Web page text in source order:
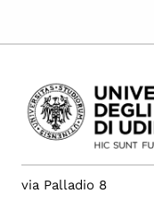
via Palladio 8